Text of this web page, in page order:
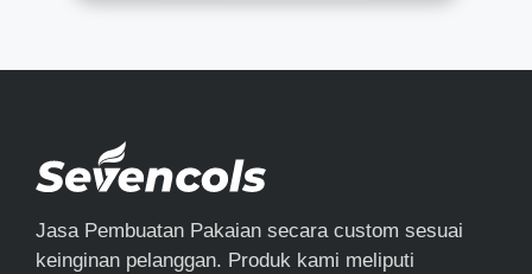
Jasa Pembuatan Pakaian secara custom sesuai
keinginan pelanggan. Produk kami meliputi